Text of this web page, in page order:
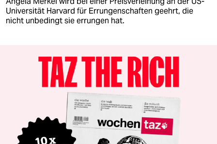
Universität Harvard für Errungenschaften geehrt, die
nicht unbedingt sie errungen hat.